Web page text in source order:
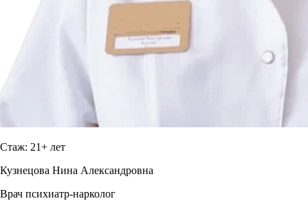
Стаж: 21+ лет
Кузнецова Нина Александровна
Врач психиатр-нарколог